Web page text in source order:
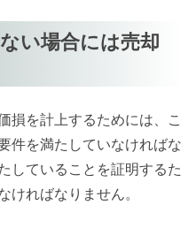
い場合には売却
損を計上するためには、こ
件を満たしていなければな
していることを証明するた
ければなりません。